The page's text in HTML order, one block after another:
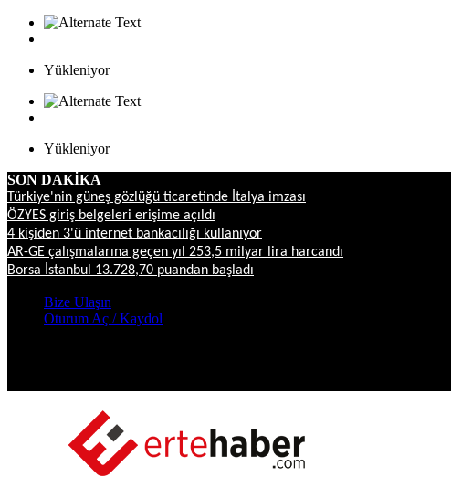
Yükleniyor
Yükleniyor
SON DAKİKA
Türkiye'nin güneş gözlüğü ticaretinde İtalya imzası
ÖZYES giriş belgeleri erişime açıldı
4 kişiden 3'ü internet bankacılığı kullanıyor
AR-GE çalışmalarına geçen yıl 253,5 milyar lira harcandı
Borsa İstanbul 13.728,70 puandan başladı
Bize Ulaşın
Oturum Aç / Kaydol